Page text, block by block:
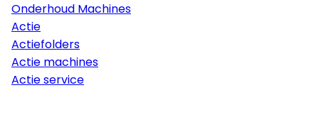
Onderhoud Machines
Actie
Actiefolders
Actie machines
Actie service